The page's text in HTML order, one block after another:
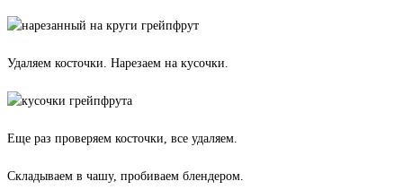
Удаляем косточки. Нарезаем на кусочки.
Еще раз проверяем косточки, все удаляем.
Складываем в чашу, пробиваем блендером.